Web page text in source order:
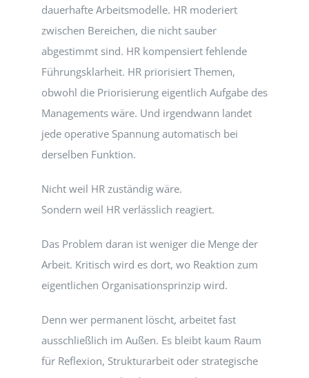
dauerhafte Arbeitsmodelle. HR moderiert
zwischen Bereichen, die nicht sauber
abgestimmt sind. HR kompensiert fehlende
Führungsklarheit. HR priorisiert Themen,
obwohl die Priorisierung eigentlich Aufgabe des
Managements wäre. Und irgendwann landet
jede operative Spannung automatisch bei
derselben Funktion.
Nicht weil HR zuständig wäre.
Sondern weil HR verlässlich reagiert.
Das Problem daran ist weniger die Menge der
Arbeit. Kritisch wird es dort, wo Reaktion zum
eigentlichen Organisationsprinzip wird.
Denn wer permanent löscht, arbeitet fast
ausschließlich im Außen. Es bleibt kaum Raum
für Reflexion, Strukturarbeit oder strategische